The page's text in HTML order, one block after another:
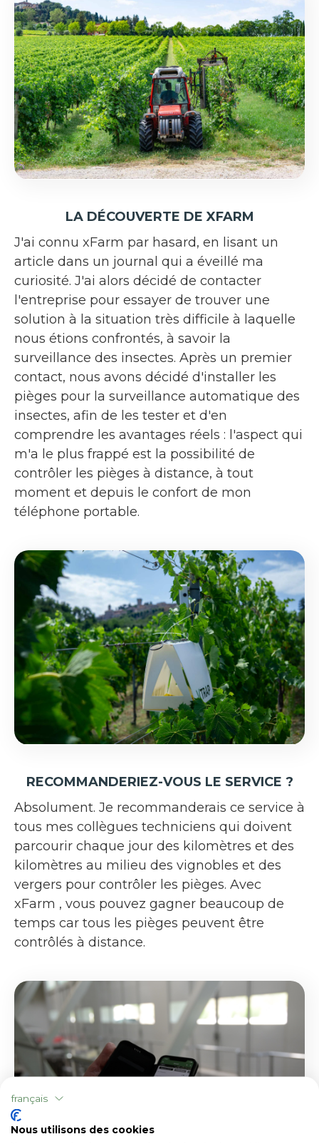
LA DÉCOUVERTE DE XFARM
J'ai connu xFarm par hasard, en lisant un
article dans un journal qui a éveillé ma
curiosité. J'ai alors décidé de contacter
l'entreprise pour essayer de trouver une
solution à la situation très difficile à laquelle
nous étions confrontés, à savoir la
surveillance des insectes. Après un premier
contact, nous avons décidé d'installer les
pièges pour la surveillance automatique des
insectes, afin de les tester et d'en
comprendre les avantages réels : l'aspect qui
m'a le plus frappé est la possibilité de
contrôler les pièges à distance, à tout
moment et depuis le confort de mon
téléphone portable.
RECOMMANDERIEZ-VOUS LE SERVICE ?
Absolument. Je recommanderais ce service à
tous mes collègues techniciens qui doivent
parcourir chaque jour des kilomètres et des
kilomètres au milieu des vignobles et des
vergers pour contrôler les pièges. Avec
xFarm , vous pouvez gagner beaucoup de
temps car tous les pièges peuvent être
contrôlés à distance.
français
Nous utilisons des cookies